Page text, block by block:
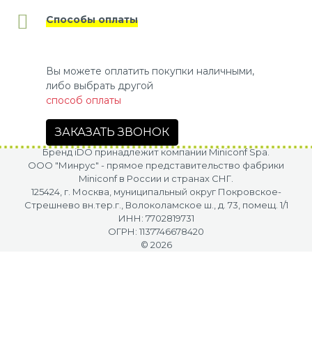
Способы оплаты
Вы можете оплатить покупки наличными,
либо выбрать другой
способ оплаты
ЗАКАЗАТЬ ЗВОНОК
Бренд iDO принадлежит компании Miniconf Spa.
OOO "Минрус" - прямое представительство фабрики
Miniconf в России и странах СНГ.
125424, г. Москва, муниципальный округ Покровское-
Стрешнево вн.тер.г., Волоколамское ш., д. 73, помещ. 1/1
ИНН: 7702819731
ОГРН: 1137746678420
© 2026